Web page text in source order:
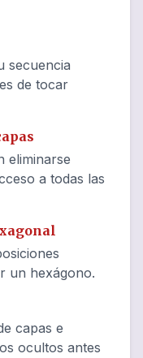
secuencia
de tocar
eliminarse
a todas las
un hexágono.
capas e
ocultos antes